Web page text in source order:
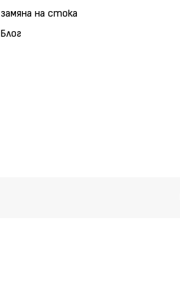
замяна на стока
Блог